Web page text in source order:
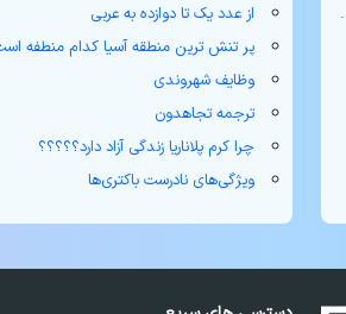
از عدد یک تا دوازده به عربی
پر تنش ترین منطقه آسیا کدام منطفه
وظایف شهروندی
ترجمه تجاهدون
چرا کرم پلاناریا زندگی آزاد دارد؟؟؟؟؟
ویژگی‌های نادرست باکتری‌ها